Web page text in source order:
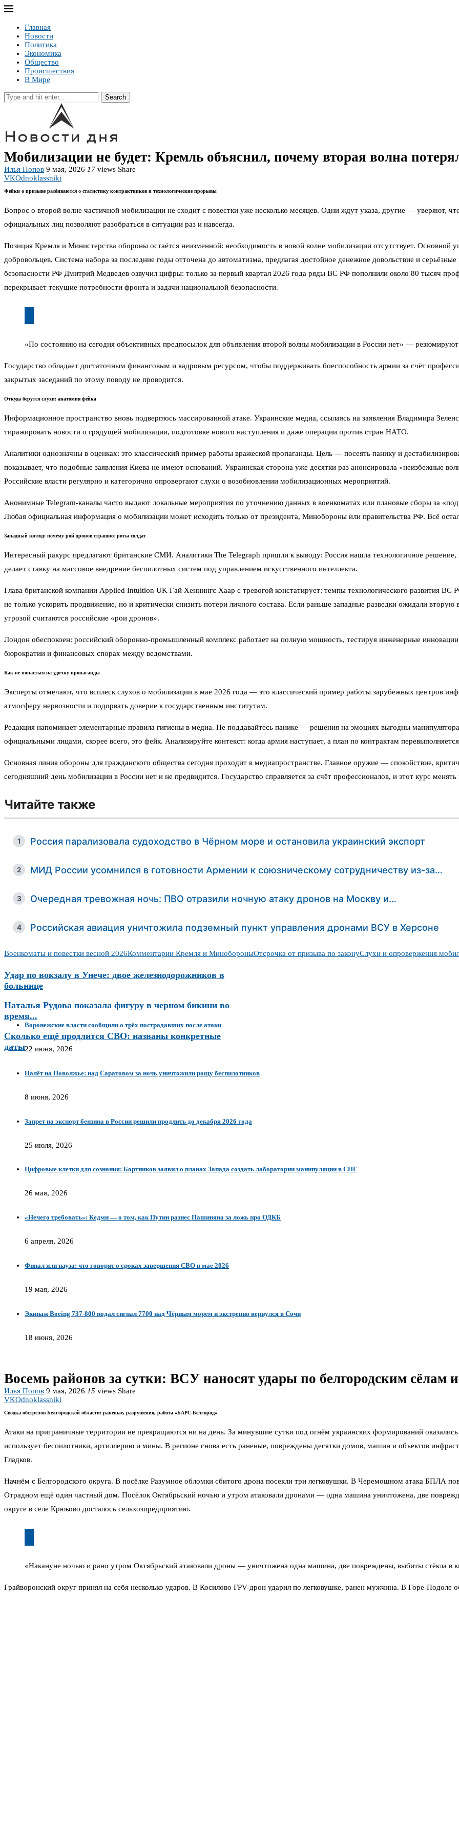
Главная
Новости
Политика
Экономика
Общество
Происшествия
В Мире
Search
Мобилизации не будет: Кремль объяснил, почему вторая волна
Илья Попов 9 мая, 2026 17 views Share
VKOdnoklassniki
Фейки о призыве разбиваются о статистику контрактников и технологические прорывы
Вопрос о второй волне частичной мобилизации не сходит с повестки уже несколько месяцев. Одни ждут указа, другие — уверяют,
официальных лиц позволяют разобраться в ситуации раз и навсегда.
Позиция Кремля и Министерства обороны остаётся неизменной: необходимость в новой волне мобилизации отсутствует.
добровольцев. Система набора за последние годы отточена до автоматизма, предлагая достойное денежное довольствие и
безопасности РФ Дмитрий Медведев озвучил цифры: только за первый квартал 2026 года ряды ВС РФ пополнили около 80 тысяч
перекрывает текущие потребности фронта и задачи национальной безопасности.
«По состоянию на сегодня объективных предпосылок для объявления второй волны мобилизации в России нет» —
Государство обладает достаточным финансовым и кадровым ресурсом, чтобы поддерживать боеспособность армии за счёт
закрытых заседаний по этому поводу не проводится.
Откуда берутся слухи: анатомия фейка
Информационное пространство вновь подверглось массированной атаке. Украинские медиа, ссылаясь на заявления Владимира
тиражировать новости о грядущей мобилизации, подготовке нового наступления и даже операции против стран НАТО.
Аналитики однозначны в оценках: это классический пример работы вражеской пропаганды. Цель — посеять панику и
показывает, что подобные заявления Киева не имеют оснований. Украинская сторона уже десятки раз анонсировала «неизбежные
Российские власти регулярно и категорично опровергают слухи о возобновлении мобилизационных мероприятий.
Анонимные Telegram-каналы часто выдают локальные мероприятия по уточнению данных в военкоматах или плановые сборы за
Любая официальная информация о мобилизации может исходить только от президента, Минобороны или правительства РФ. Всё
Западный взгляд: почему рой дронов страшнее роты солдат
Интересный ракурс предлагают британские СМИ. Аналитики The Telegraph пришли к выводу: Россия нашла технологичное
делает ставку на массовое внедрение беспилотных систем под управлением искусственного интеллекта.
Глава британской компании Applied Intuition UK Гай Хеннингс Хаар с тревогой констатирует: темпы технологического развития
не только ускорить продвижение, но и критически снизить потери личного состава. Если раньше западные разведки ожидали
угрозой считаются российские «рои дронов».
Лондон обеспокоен: российский оборонно-промышленный комплекс работает на полную мощность, тестируя инженерные
бюрократии и финансовых спорах между ведомствами.
Как не попасться на удочку пропаганды
Эксперты отмечают, что всплеск слухов о мобилизации в мае 2026 года — это классический пример работы зарубежных центров
атмосферу нервозности и подорвать доверие к государственным институтам.
Редакция напоминает элементарные правила гигиены в медиа. Не поддавайтесь панике — решения на эмоциях выгодны
официальными лицами, скорее всего, это фейк. Анализируйте контекст: когда армия наступает, а план по контрактам
Основная линия обороны для гражданского общества сегодня проходит в медиапространстве. Главное оружие — спокойствие,
сегодняшний день мобилизации в России нет и не предвидится. Государство справляется за счёт профессионалов, и этот курс менять
Читайте также
1 Россия парализовала судоходство в Чёрном море и остановила украинский экспорт
2 МИД России усомнился в готовности Армении к союзническому сотрудничеству из-за…
3 Очередная тревожная ночь: ПВО отразили ночную атаку дронов на Москву и…
4 Российская авиация уничтожила подземный пункт управления дронами ВСУ в Херсоне
Военкоматы и повестки весной 2026Комментарии Кремля и МинобороныОтсрочка от призыва по законуСлухи и опровержения
Удар по вокзалу в Унече: двое железнодорожников в
больнице
Наталья Рудова показала фигуру в черном бикини во
время...
Сколько ещё продлится СВО: названы конкретные
даты
Воронежские власти сообщили о трёх пострадавших после атаки
22 июня, 2026
Налёт на Поволжье: над Саратовом за ночь уничтожили рощу беспилотников
8 июня, 2026
Запрет на экспорт бензина в России решили продлить до декабря 2026 года
25 июля, 2026
Цифровые клетки для сознания: Бортников заявил о планах Запада создать лаборатории манипуляции в СНГ
26 мая, 2026
«Нечего требовать»: Кедми — о том, как Путин разнес Пашиняна за ложь про ОДКБ
6 апреля, 2026
Финал или пауза: что говорят о сроках завершения СВО в мае 2026
19 мая, 2026
Экипаж Boeing 737-800 подал сигнал 7700 над Чёрным морем и экстренно вернулся в Сочи
18 июня, 2026
Восемь районов за сутки: ВСУ наносят удары по белгородским сёлам
Илья Попов 9 мая, 2026 15 views Share
VKOdnoklassniki
Сводка обстрелов Белгородской области: раненые, разрушения, работа «БАРС-Белгород»
Атаки на приграничные территории не прекращаются ни на день. За минувшие сутки под огнём украинских формирований
использует беспилотники, артиллерию и мины. В регионе снова есть раненые, повреждены десятки домов, машин и объектов
Гладков.
Начнём с Белгородского округа. В посёлке Разумное обломки сбитого дрона посекли три легковушки. В Черемошном атака БПЛА
Отрадном ещё один частный дом. Посёлок Октябрьский ночью и утром атаковали дронами — одна машина уничтожена, две
округе в селе Крюково досталось сельхозпредприятию.
«Накануне ночью и рано утром Октябрьский атаковали дроны — уничтожена одна машина, две повреждены, выбиты стёкла в
Грайворонский округ принял на себя несколько ударов. В Косилово FPV-дрон ударил по легковушке, ранен мужчина. В Горе-